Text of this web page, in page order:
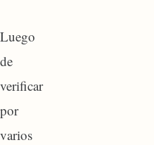
Luego
de
verificar
por
varios